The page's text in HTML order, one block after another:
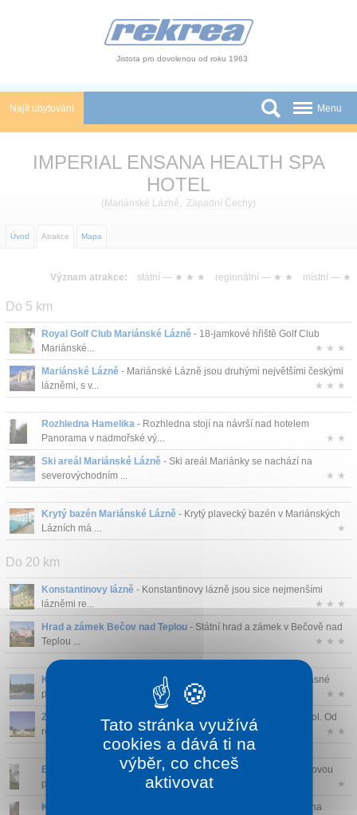
Jistota pro dovolenou od roku 1963
Najít ubytování
Skupiny a konference
Atrakce
O nás
Kontakt
Menu
IMPERIAL ENSANA HEALTH SPA
HOTEL
( Mariánské Lázně, Západní Čechy)
Úvod Atrakce Mapa
Význam atrakce: státní — ★ ★ ★ regionální — ★ ★ místní — ★
Do 5 km
Royal Golf Club Mariánské Lázně - 18-jamkové hřiště Golf Club
Mariánské...
★ ★ ★
Mariánské Lázně - Mariánské Lázně jsou druhými největšími českými
lázněmi, s v...
★ ★ ★
Rozhledna Hamelika - Rozhledna stojí na návrší nad hotelem
Panorama v nadmořské vý...
★ ★
Ski areál Mariánské Lázně - Ski areál Mariánky se nachází na
severovýchodním ...
★ ★
Krytý bazén Mariánské Lázně - Krytý plavecký bazén v Mariánských
Lázních má ...
★
Do 20 km
Konstantinovy lázně - Konstantinovy lázně jsou sice nejmenšími
lázněmi re...
★ ★ ★
Hrad a zámek Bečov nad Teplou - Státní hrad a zámek v Bečově nad
Teplou ...
★ ★ ★
Koupaliště Lido Mariánské Lázně
- Koupaliště „Lido“ leží v krásné
pří...
★ ★
Zámek Kynžvart
- Zámek Kynžvart stojí na místě tvrze ze 16 stol. Od
roku ...
★ ★
Bohušův vrch
- Rozhledna je 16 m vysoká a má jednu vyhlídkovou
plošinu v...
★
Krásenský vrch u Krásna
- Krásenská rozhledna se nachází na
Tato stránka využívá
cookies a dává ti na
výběr, co chceš
aktivovat